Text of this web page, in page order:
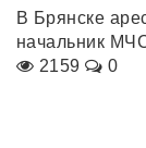
В Брянске
начальник
2159
0